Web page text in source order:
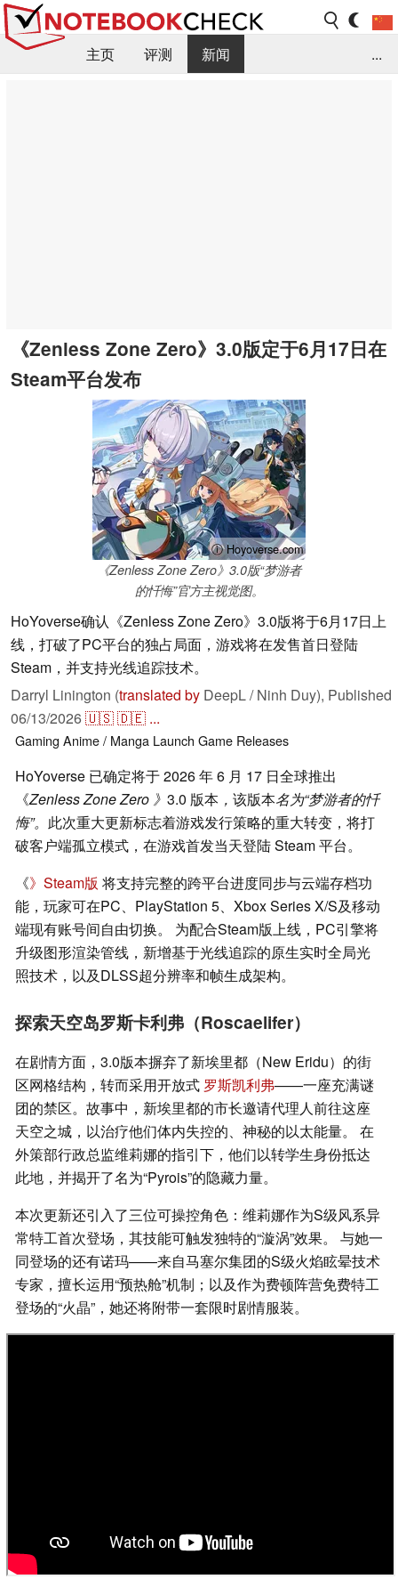
主页 评测
新闻
...
《Zenless Zone Zero》3.0版定于6月17日在
Steam平台发布
ⓘ Hoyoverse.com
《Zenless Zone Zero》3.0版“梦游者
的忏悔”官方主视觉图。
HoYoverse确认《Zenless Zone Zero》3.0版将于6月17日上
线，打破了PC平台的独占局面，游戏将在发售首日登陆
Steam，并支持光线追踪技术。
Darryl Linington (translated by DeepL / Ninh Duy), Published
06/13/2026🇺🇸🇩🇪 ...
Gaming Anime / Manga Launch Game Releases
HoYoverse 已确定将于 2026 年 6 月 17 日全球推出
《Zenless Zone Zero 》 3.0 版本 ， 该版本名为“梦游者的忏
悔”。 此次重大更新标志着游戏发行策略的重大转变，将打
破客户端孤立模式，在游戏首发当天登陆 Steam 平台。
《》Steam版 将支持完整的跨平台进度同步与云端存档功
能，玩家可在PC、PlayStation 5、Xbox Series X/S及移动
端现有账号间自由切换。 为配合Steam版上线，PC引擎将
升级图形渲染管线，新增基于光线追踪的原生实时全局光
照技术，以及DLSS超分辨率和帧生成架构。
探索天空岛罗斯卡利弗（Roscaelifer）
在剧情方面，3.0版本摒弃了新埃里都（New Eridu）的街
区网格结构，转而采用开放式 罗斯凯利弗——一座充满谜
团的禁区。故事中，新埃里都的市长邀请代理人前往这座
天空之城，以治疗他们体内失控的、神秘的以太能量。 在
外策部行政总监维莉娜的指引下，他们以转学生身份抵达
此地，并揭开了名为“Pyrois”的隐藏力量。
本次更新还引入了三位可操控角色：维莉娜作为S级风系异
常特工首次登场，其技能可触发独特的“漩涡”效果。 与她一
同登场的还有诺玛——来自马塞尔集团的S级火焰眩晕技术
专家，擅长运用“预热舱”机制；以及作为费顿阵营免费特工
登场的“火晶”，她还将附带一套限时剧情服装。